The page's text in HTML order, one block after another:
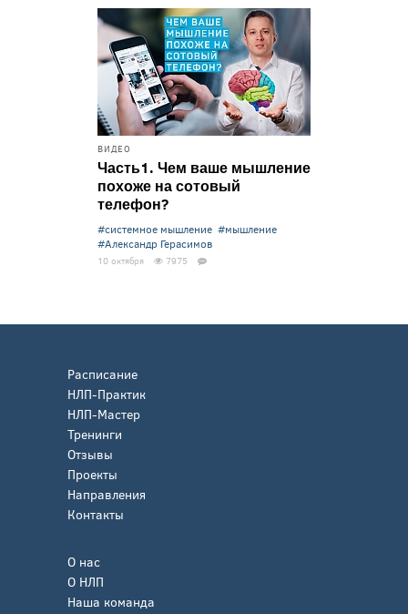
ВИДЕО
Часть1. Чем ваше мышление
похоже на сотовый
телефон?
#системное мышление #мышление
#Александр Герасимов
10 октября 7975
Расписание
НЛП-Практик
НЛП-Мастер
Тренинги
Отзывы
Проекты
Направления
Контакты
О нас
О НЛП
Наша команда